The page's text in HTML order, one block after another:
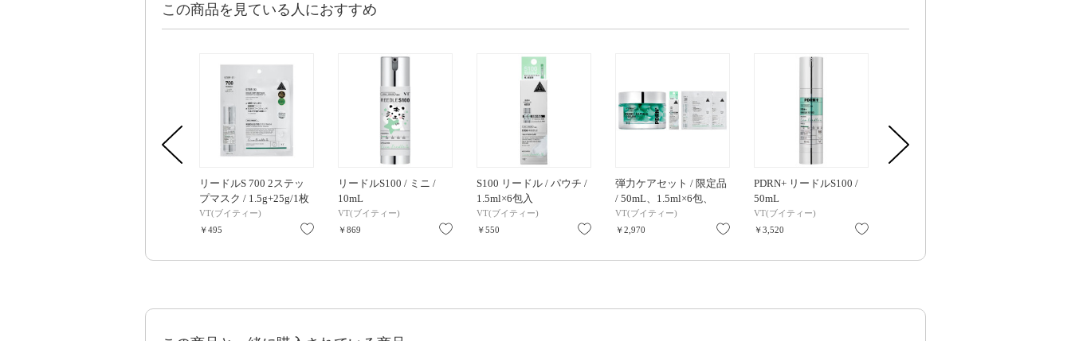
この商品を見ている人におすすめ
リードルS 700 2ステッ
プマスク / 1.5g+25g/1枚
VT(ブイティー)
￥495
お気に入り
リードルS100 / ミニ /
10mL
VT(ブイティー)
￥869
お気に入り
S100 リードル / パウチ /
1.5ml×6包入
VT(ブイティー)
￥550
お気に入り
弾力ケアセット / 限定品
/ 50mL、1.5ml×6包、
(1.5g、25g)×2
VT(ブイティー)
￥2,970
お気に入り
PDRN+ リードルS100 /
50mL
VT(ブイティー)
￥3,520